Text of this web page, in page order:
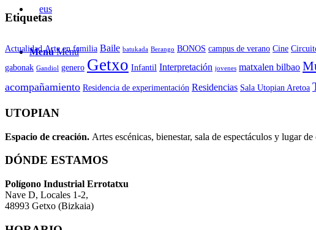
Menú Menú
Etiquetas
Actualidad Arte en familia Baile batukada Berango BONOS campus de verano Cine
gabonak Gandiol genero Getxo Infantil Interpretación jovenes matxalen bilbao
acompañamiento Residencia de experimentación Residencias Sala Utopian Aretoa
UTOPIAN
Espacio de creación. Artes escénicas, bienestar, sala de espectáculos y lugar
DÓNDE ESTAMOS
Polígono Industrial Errotatxu
Nave D, Locales 1-2,
48993 Getxo (Bizkaia)